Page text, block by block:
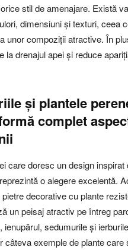
stil de amenajare. Există
dimensiuni și texturi, ceea
unor compoziții atractive. În
la drenajul apei și reduce
și plantele
complet
care doresc un design inspirat
o alegere excelentă.
decorative cu plante
un peisaj atractiv pe întreg
ienupărul, sedumurile și
câteva exemple de plante care